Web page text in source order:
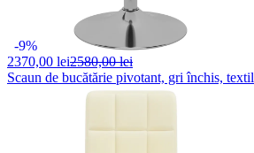
-9%
2370,00 lei2580,00 lei
Scaun de bucătărie pivotant, gri închis, textil